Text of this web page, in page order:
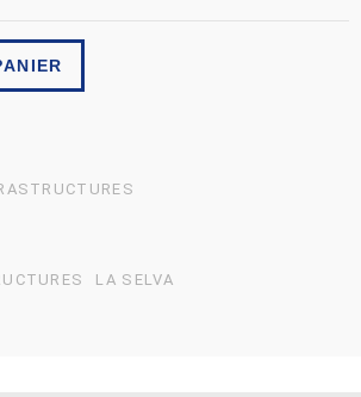
LA SELVA